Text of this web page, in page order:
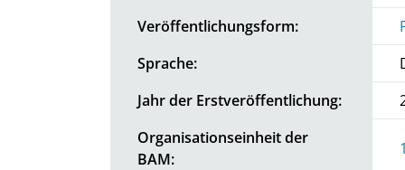
Veröffentlichungsform:
Sprache:
Jahr der Erstveröffentlichung:
Organisationseinheit der
BAM: